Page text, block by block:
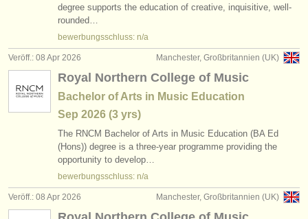
degree supports the education of creative, inquisitive, well-
rounded…
bewerbungsschluss: n/a
Manchester, Großbritannien (UK)
Veröff.: 08 Apr 2026
Royal Northern College of Music
Bachelor of Arts in Music Education
Sep 2026 (3 yrs)
The RNCM Bachelor of Arts in Music Education (BA Ed
(Hons)) degree is a three-year programme providing the
opportunity to develop…
bewerbungsschluss: n/a
Manchester, Großbritannien (UK)
Veröff.: 08 Apr 2026